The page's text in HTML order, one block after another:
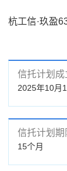
杭工信·玖盈
信托计划成
2025年10月
信托计划期
15个月